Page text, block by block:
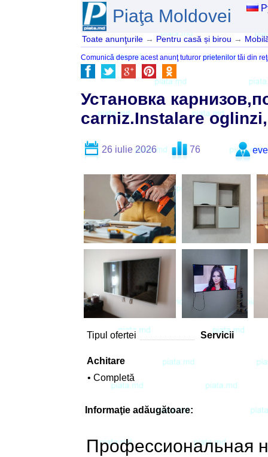
Piaţa Moldovei
Toate anunţurile → Pentru casă și birou →
Comunică despre acest anunţ tuturor prietenilor tăi din
Установка
carniz.Instalare
26 iulie 2026 76
Tipul ofertei Servicii
Achitare
• Completă
Informaţie adăugătoare:
Профессиональная